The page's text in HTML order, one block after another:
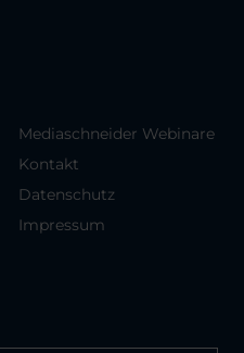
Mediaschneider Webinare
Kontakt
Datenschutz
Impressum